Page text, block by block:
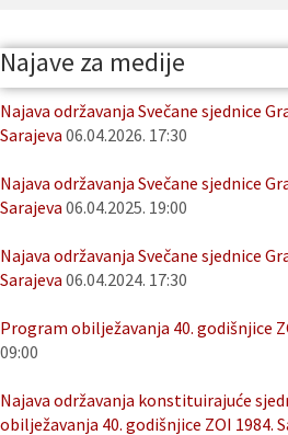
Najave za medije
Najava održavanja Svečane sjednice
Sarajeva 06.04.2026. 17:30
Najava održavanja Svečane sjednice
Sarajeva 06.04.2025. 19:00
Najava održavanja Svečane sjednice
Sarajeva 06.04.2024. 17:30
Program obilježavanja 40. godišnjice
09:00
Najava održavanja konstituirajuće
obilježavanja 40. godišnjice ZOI 1984.